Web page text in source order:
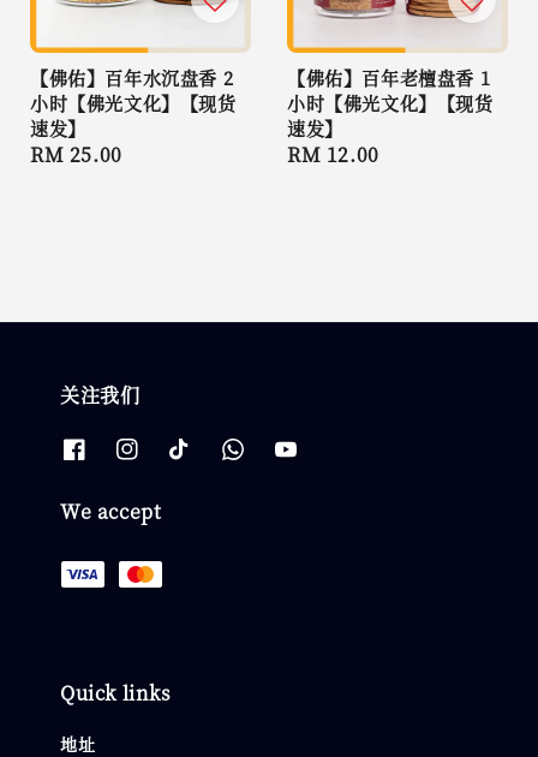
【佛佑】百年水沉盘香 2
小时【佛光文化】【现货
速发】
Regular
RM 25.00
【佛佑】百年老檀盘香 1
小时【佛光文化】【现货
速发】
Regular
RM 12.00
关注我们
We accept
Quick links
地址